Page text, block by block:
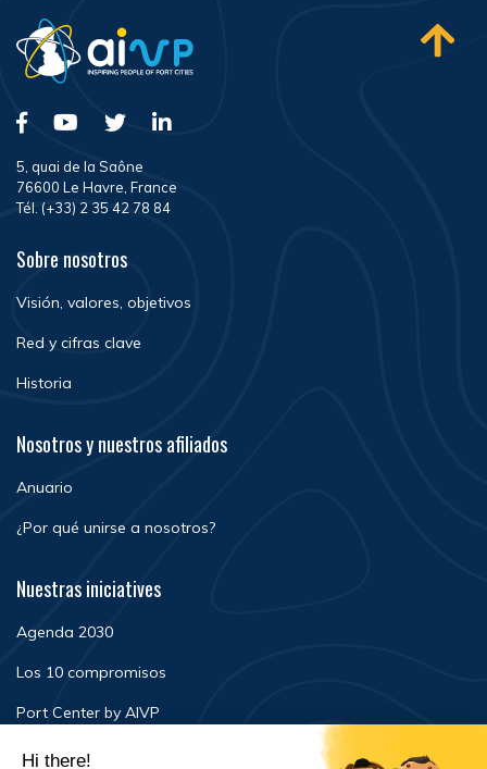
5, quai de la Saône
76600 Le Havre, France
Tél. (+33) 2 35 42 78 84
Sobre nosotros
Visión, valores, objetivos
Red y cifras clave
Historia
Nosotros y nuestros afiliados
Anuario
¿Por qué unirse a nosotros?
Nuestras iniciatives
Agenda 2030
Los 10 compromisos
Port Center by AIVP